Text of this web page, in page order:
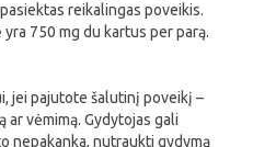
reikalingas poveikis.
750 mg du kartus per parą.
jei pajutote šalutinį poveikį –
ar vėmimą. Gydytojas gali
nepakanka, nutraukti gydymą